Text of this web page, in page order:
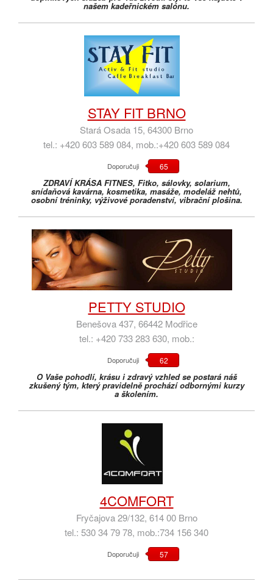
našem kadeřnickém salónu.
STAY FIT BRNO
Stará Osada 15, 64300 Brno
tel.: +420 603 589 084, mob.:+420 603 589 084
Doporučuji 65
ZDRAVÍ KRÁSA FITNES, Fitko, sálovky, solarium,
snídaňová kavárna, kosmetika, masáže, modeláž nehtů,
osobní tréninky, výživové poradenství, vibrační plošina.
PETTY STUDIO
Benešova 437, 66442 Modřice
tel.: +420 733 283 630, mob.:
Doporučuji 62
O Vaše pohodlí, krásu i zdravý vzhled se postará náš
zkušený tým, který pravidelně prochází odbornými kurzy
a školením.
4COMFORT
Fryčajova 29/132, 614 00 Brno
tel.: 530 34 79 78, mob.:734 156 340
Doporučuji 57